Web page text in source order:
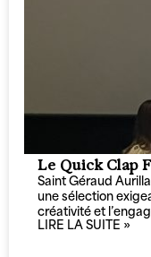
Le Quick Clap
Saint Géraud
une sélection
créativité et
LIRE LA SUITE »